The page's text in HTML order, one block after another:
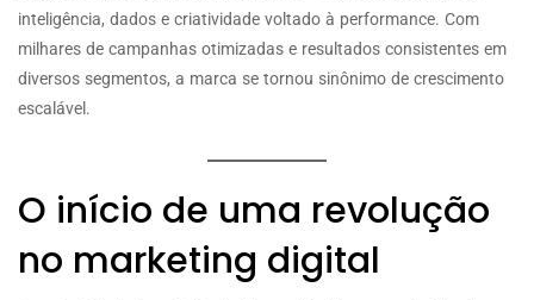
inteligência, dados e criatividade voltado à performance. Com
milhares de campanhas otimizadas e resultados consistentes em
diversos segmentos, a marca se tornou sinônimo de crescimento
escalável.
O início de uma revolução
no marketing digital